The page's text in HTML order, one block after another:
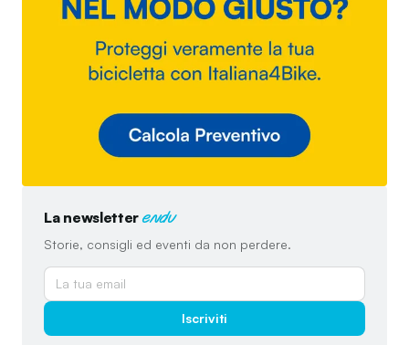
La newsletter endu
Storie, consigli ed eventi da non perdere.
Iscriviti